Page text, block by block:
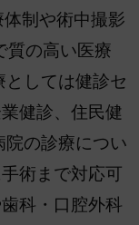
制や術中撮影
質の高い医療
しては健診セ
健診、住民健
の診療につい
術まで対応可
科・口腔外科